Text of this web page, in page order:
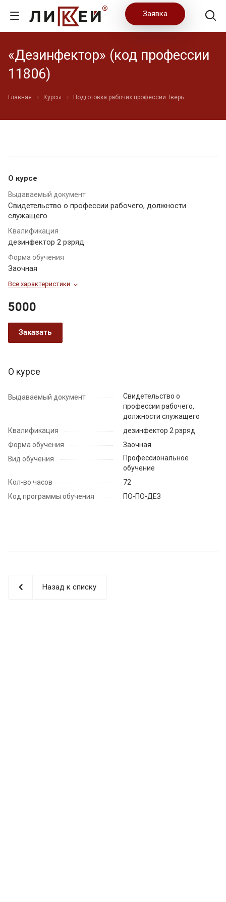
Заявка
«Дезинфектор» (код профессии
11806)
Главная Курсы Подготовка рабочих профессий Тверь
О курсе
Выдаваемый документ
Свидетельство о профессии рабочего, должности
служащего
Квалификация
дезинфектор 2 рзряд
Форма обучения
Заочная
Все характеристики
5000
Заказать
О курсе
Выдаваемый документ
Свидетельство о
профессии рабочего,
должности служащего
Квалификация
дезинфектор 2 рзряд
Форма обучения
Заочная
Вид обучения
Профессиональное
обучение
Кол-во часов
72
Код программы обучения
ПО-ПО-ДЕЗ
Назад к списку